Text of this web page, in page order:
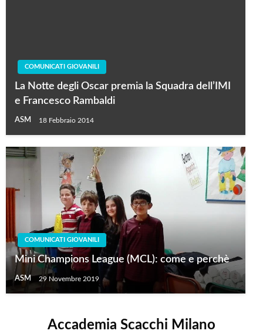
COMUNICATI GIOVANILI
La Notte degli Oscar premia la Squadra dell’IMI
e Francesco Rambaldi
ASM 18 Febbraio 2014
COMUNICATI GIOVANILI
Mini Champions League (MCL): come e perchè
ASM 29 Novembre 2019
Accademia Scacchi Milano